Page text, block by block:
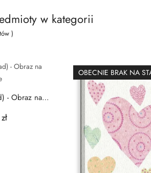
w kategorii
)
- Obraz na
OBECNIE BRAK NA